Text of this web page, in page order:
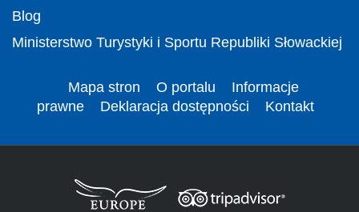
Blog
Ministerstwo Turystyki i Sportu Republiki Słowackiej
Mapa stron O portalu
Informacje
prawne
Deklaracja dostępności Kontakt